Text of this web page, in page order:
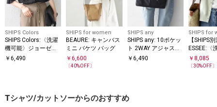
SHIPS Colors
SHIPS Colors:〈洗濯
機可能〉ジョーゼッ
ト タック スリーブ
￥ 6,490
SHIPS for women
BEAURE: キャンバス
ミニ バケツ バッグ
￥6,600
〔40%OFF〕
SHIPS any
SHIPS any: 10ポケッ
ト 2WAY アジャスタ
ブル ボストン バッグ
￥ 6,490
SHIPS for
【SHIPS
ESSEE:〈
能〉スナ
ェット カ
￥8,085
〔30%OFF〕
Tシャツ/カットソーからのおすすめ